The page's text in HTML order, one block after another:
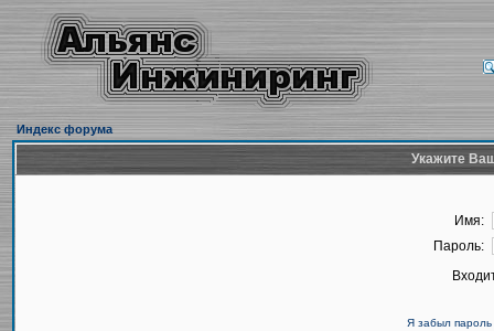
Индекс форума
Укажите
Имя:
Пароль:
Я забыл пароль